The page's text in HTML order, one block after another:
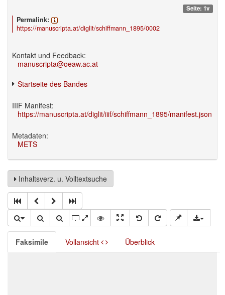
Seite: 1v
Permalink:
https://manuscripta.at/diglit/schiffmann_1895/0002
Kontakt und Feedback:
manuscripta@oeaw.ac.at
Startseite des Bandes
IIIF Manifest:
https://manuscripta.at/diglit/iiif/schiffmann_1895/manifest.json
Metadaten:
METS
Inhaltsverz. u. Volltextsuche
Faksimile Vollansicht Überblick